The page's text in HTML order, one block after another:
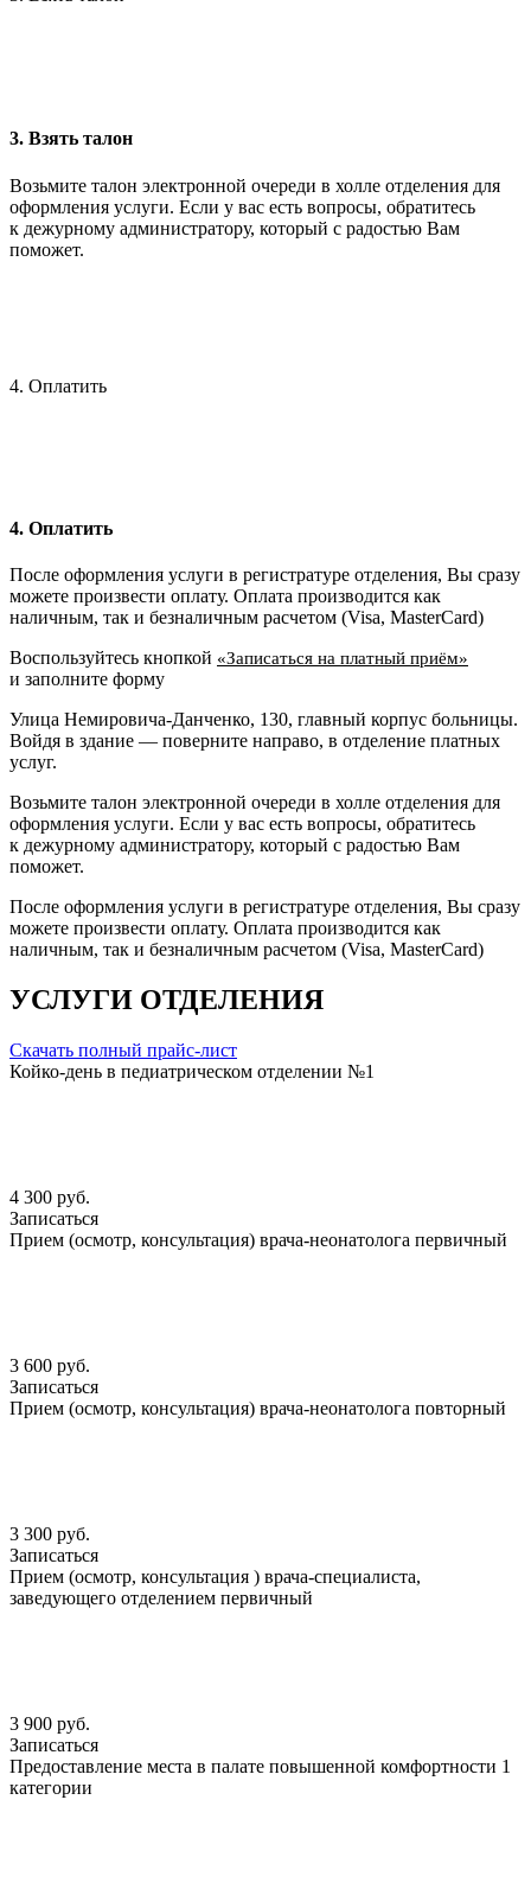
3. Взять талон
Возьмите талон электронной очереди в холле отделения для
оформления услуги. Если у вас есть вопросы, обратитесь
к дежурному администратору, который с радостью Вам
поможет.
4. Оплатить
4. Оплатить
После оформления услуги в регистратуре отделения, Вы сразу
можете произвести оплату. Оплата производится как
наличным, так и безналичным расчетом (Visa, MasterCard)
Воспользуйтесь кнопкой «Записаться на платный приём»
и заполните форму
Улица Немировича-Данченко, 130, главный корпус больницы.
Войдя в здание — поверните направо, в отделение платных
услуг.
Возьмите талон электронной очереди в холле отделения для
оформления услуги. Если у вас есть вопросы, обратитесь
к дежурному администратору, который с радостью Вам
поможет.
После оформления услуги в регистратуре отделения, Вы сразу
можете произвести оплату. Оплата производится как
наличным, так и безналичным расчетом (Visa, MasterCard)
УСЛУГИ ОТДЕЛЕНИЯ
Скачать полный прайс-лист
Койко-день в педиатрическом отделении №1
4 300 руб.
Записаться
Прием (осмотр, консультация) врача-неонатолога первичный
3 600 руб.
Записаться
Прием (осмотр, консультация) врача-неонатолога повторный
3 300 руб.
Записаться
Прием (осмотр, консультация ) врача-специалиста,
заведующего отделением первичный
3 900 руб.
Записаться
Предоставление места в палате повышенной комфортности 1
категории